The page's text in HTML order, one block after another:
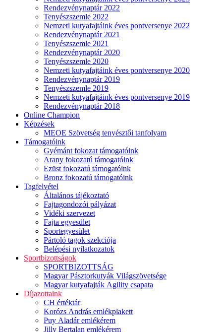
Rendezvénynaptár 2022
Tenyészszemle 2022
Nemzeti kutyafajtáink éves pontversenye 2022
Rendezvénynaptár 2021
Tenyészszemle 2021
Rendezvénynaptár 2020
Tenyészszemle 2020
Nemzeti kutyafajtáink éves pontversenye 2020
Rendezvénynaptár 2019
Tenyészszemle 2019
Nemzeti kutyafajtáink éves pontversenye 2019
Rendezvénynaptár 2018
Online Champion
Képzések
MEOE Szövetség tenyésztői tanfolyam
Támogatóink
Gyémánt fokozat támogatóink
Arany fokozatú támogatóink
Ezüst fokozatú támogatóink
Bronz fokozatú támogatóink
Tagfelvétel
Általános tájékoztató
Fajtagondozói pályázat
Vidéki szervezet
Fajta egyesület
Sportegyesület
Pártoló tagok szekciója
Belépési nyilatkozatok
Sportbizottságok
SPORTBIZOTTSÁG
Magyar Pásztorkutyák Világszövetsége
Magyar kutyafajták Agility csapata
Díjazottaink
CH értéktár
Korózs András emlékplakett
Puy Aladár emlékérem
Jilly Bertalan emlékérem